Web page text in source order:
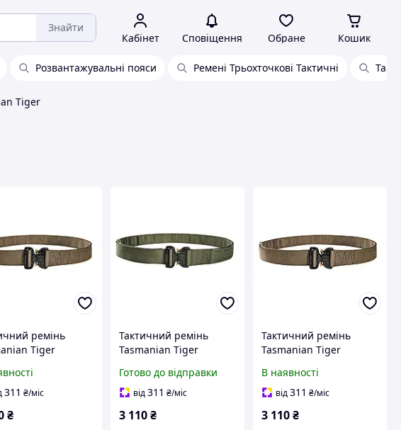
Знайти
Кабінет Сповіщення Обране Кошик
Розвантажувальні пояси Ремені Трьохточкові Тактичні
Tiger
ремінь
Tiger
L (105-125 см)
311 ₴/міс
₴
Тактичний ремінь
Tasmanian Tiger
105-125 см
Готово до відправки
від311 ₴/міс
3 110 ₴
Тактичний ремінь
Tasmanian Tiger
Brown, XL (115-135 см)
В наявності
від311 ₴/міс
3 110₴